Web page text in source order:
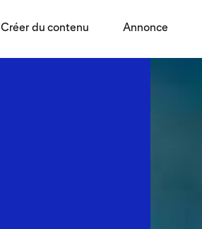
Créer du contenu Annonce